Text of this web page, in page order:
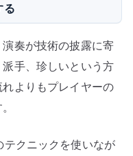
る
奏が技術の披露に寄
手、珍しいという方
よりもプレイヤーの
クニックを使いなが